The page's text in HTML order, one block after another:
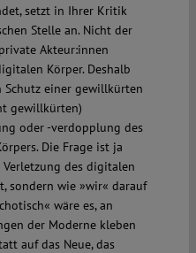
setzt in Ihrer Kritik
Stelle an. Nicht der
Akteur:innen
Körper. Deshalb
Schutz einer gewillkürten
gewillkürten)
oder -verdopplung des
Die Frage ist ja
Verletzung des digitalen
sondern wie »wir« darauf
wäre es, an
der Moderne kleben
auf das Neue, das